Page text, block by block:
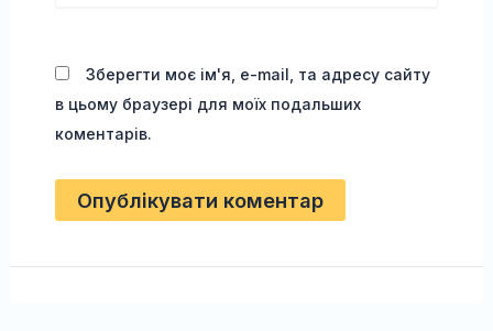
Зберегти моє ім'я, e-mail, та адресу сайту
в цьому браузері для моїх подальших
коментарів.